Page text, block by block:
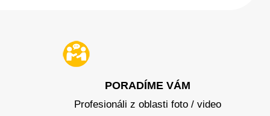
PORADÍME VÁM
Profesionáli z oblasti foto / video